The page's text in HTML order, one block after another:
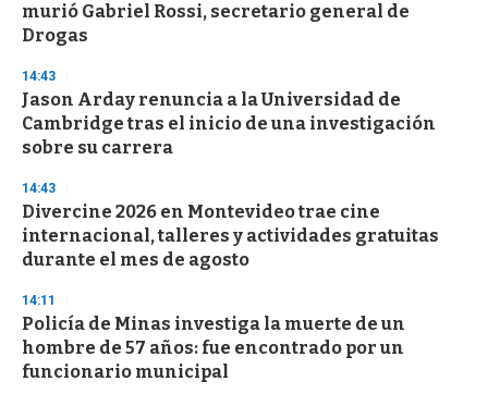
murió Gabriel Rossi, secretario general de
Drogas
14:43
Jason Arday renuncia a la Universidad de
Cambridge tras el inicio de una investigación
sobre su carrera
14:43
Divercine 2026 en Montevideo trae cine
internacional, talleres y actividades gratuitas
durante el mes de agosto
14:11
Policía de Minas investiga la muerte de un
hombre de 57 años: fue encontrado por un
funcionario municipal